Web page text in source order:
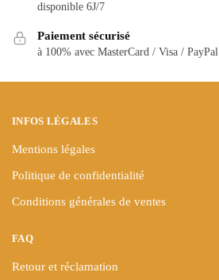
sur
page
produit
disponible 6J/7
Paiement sécurisé
à 100% avec MasterCard / Visa / PayPal
INFOS LÉGALES
Mentions légales
Politique de confidentialité
Conditions générales de ventes
FAQ
Retour et réclamation